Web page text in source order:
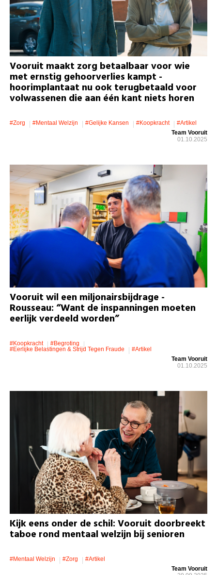
Vooruit maakt zorg betaalbaar voor wie
met ernstig gehoorverlies kampt -
hoorimplantaat nu ook terugbetaald voor
volwassenen die aan één kant niets horen
#zorg #mentaal Welzijn #gelijke Kansen #koopkracht
#artikel
Team Vooruit
01.10.2025
Vooruit wil een miljonairsbijdrage -
Rousseau: “Want de inspanningen moeten
eerlijk verdeeld worden”
#koopkracht
#Begroting
#eerlijke Belastingen & Strijd Tegen Fraude
#artikel
Team Vooruit
01.10.2025
Kijk eens onder de schil: Vooruit doorbreekt
taboe rond mentaal welzijn bij senioren
#mentaal Welzijn #zorg
#artikel
Team Vooruit